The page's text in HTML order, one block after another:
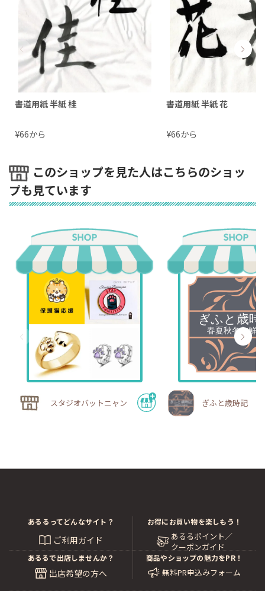
書道用紙 半紙 桂
¥66から
書道用紙 半紙 花
¥66から
このショップを見た人はこちらのショッ
プも見ています
スタジオバットニャン ぎふと歳時記
あるるってどんなサイト？
ご利用ガイド
お得にお買い物を楽しもう！
あるるポイント／
クーポンガイド
あるるで出店しませんか？
出店希望の方へ
商品やショップの魅力をPR！
無料PR申込みフォーム